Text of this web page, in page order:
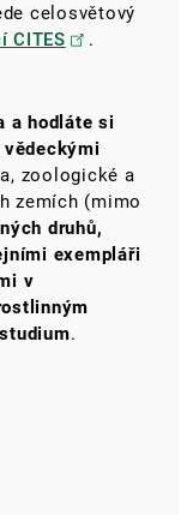
celosvětový
CITES
.
a hodláte si
zoologické a
zemích (mimo
druhů,
exempláři
v
.